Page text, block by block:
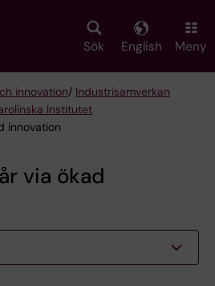
Sök English Meny
innovation/ Industrisamverkan
Institutet
innovation
via ökad